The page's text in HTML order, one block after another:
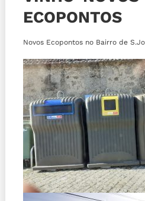
ECOPONTOS
Novos Ecopontos no Bairro de